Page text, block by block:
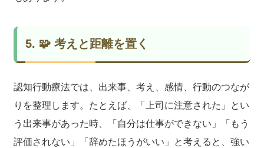
5. 🧩 考えと距離を置く
認知行動療法では、出来事、考え、感情、行動のつなが
りを整理します。たとえば、「上司に注意された」とい
う出来事があった時、「自分は仕事ができない」「もう
評価されない」「辞めたほうがいい」と考えると、強い